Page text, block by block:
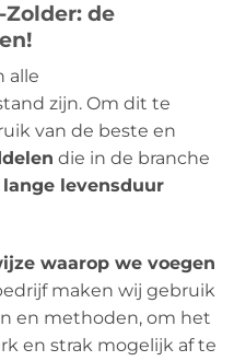
de
alle
zijn. Om dit te
van de beste en
die in de branche
lange levensduur
waarop we voegen
maken wij gebruik
en methoden, om het
en strak mogelijk af te